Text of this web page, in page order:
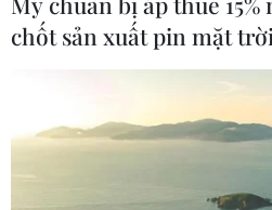
chốt sản xuất pin mặt trời